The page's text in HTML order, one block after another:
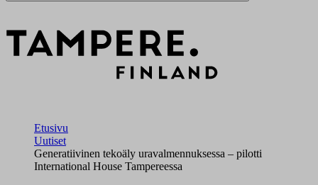
Etusivu
Uutiset
Generatiivinen tekoäly uravalmennuksessa – pilotti
International House Tampereessa